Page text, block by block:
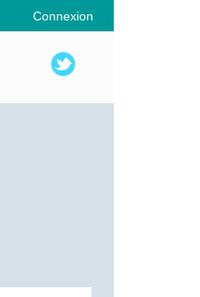
Connexion